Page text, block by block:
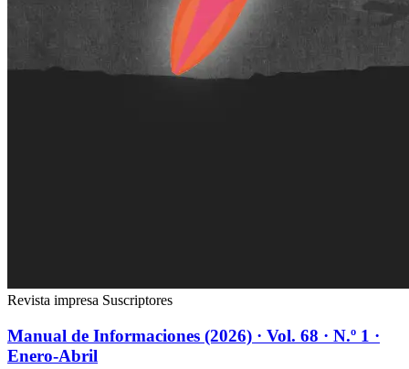
Revista impresa Suscriptores
Manual de Informaciones (2026) · Vol. 68 · N.º 1 ·
Enero-Abril